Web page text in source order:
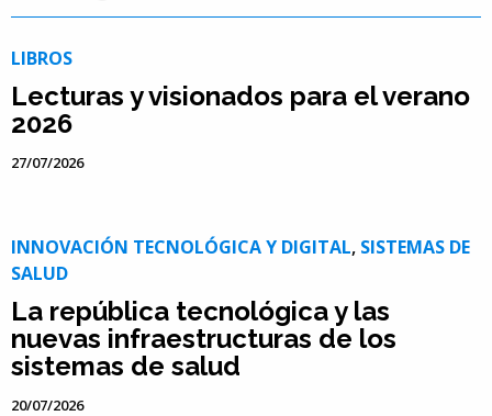
LIBROS
Lecturas y visionados para el verano
2026
27/07/2026
INNOVACIÓN TECNOLÓGICA Y DIGITAL, SISTEMAS DE
SALUD
La república tecnológica y las
nuevas infraestructuras de los
sistemas de salud
20/07/2026